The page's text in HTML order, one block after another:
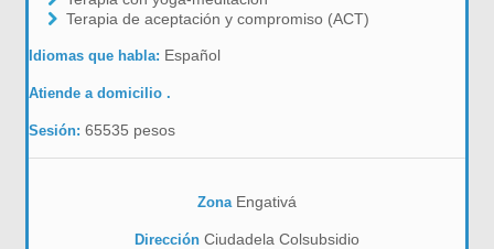
Terapia de aceptación y compromiso (ACT)
Idiomas que habla: Español
Atiende a domicilio .
Sesión:65535 pesos
Zona Engativá
Dirección Ciudadela Colsubsidio